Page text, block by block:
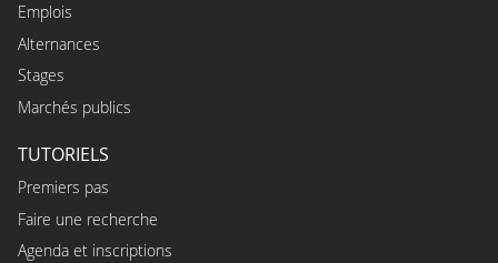
Emplois
Alternances
Stages
Marchés publics
TUTORIELS
Premiers pas
Faire une recherche
Agenda et inscriptions